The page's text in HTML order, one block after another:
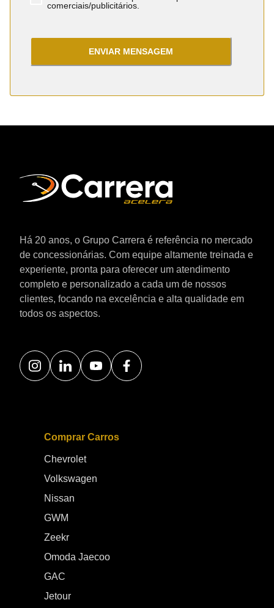
comerciais/publicitários.
ENVIAR MENSAGEM
Há 20 anos, o Grupo Carrera é referência no mercado
de concessionárias. Com equipe altamente treinada e
experiente, pronta para oferecer um atendimento
completo e personalizado a cada um de nossos
clientes, focando na excelência e alta qualidade em
todos os aspectos.
Comprar Carros
Chevrolet
Volkswagen
Nissan
GWM
Zeekr
Omoda Jaecoo
GAC
Jetour